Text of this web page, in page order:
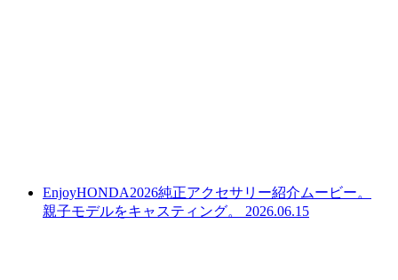
EnjoyHONDA2026純正アクセサリー紹介ムービー。
親子モデルをキャスティング。
2026.06.15